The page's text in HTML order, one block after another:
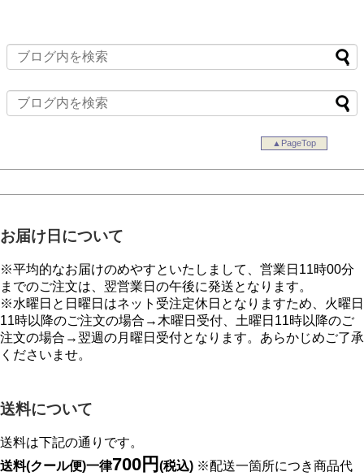
▲PageTop
お届け日について
※平均的なお届けのめやすといたしまして、営業日11時00分
までのご注文は、翌営業日の午後に発送となります。
※水曜日と日曜日はネット受注定休日となりますため、火曜日
11時以降のご注文の場合→木曜日受付、土曜日11時以降のご
注文の場合→翌週の月曜日受付となります。あらかじめご了承
くださいませ。
送料について
送料は下記の通りです。
送料(クール便)一律700円 (税込) ※配送一箇所につき商品代